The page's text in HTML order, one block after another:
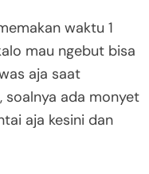
waktu 1
mau ngebut bisa
aja saat
soalnya ada monyet
aja kesini dan